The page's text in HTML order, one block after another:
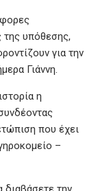
της υπόθεσης,
για την
Γιάννη.
η
που έχει
–